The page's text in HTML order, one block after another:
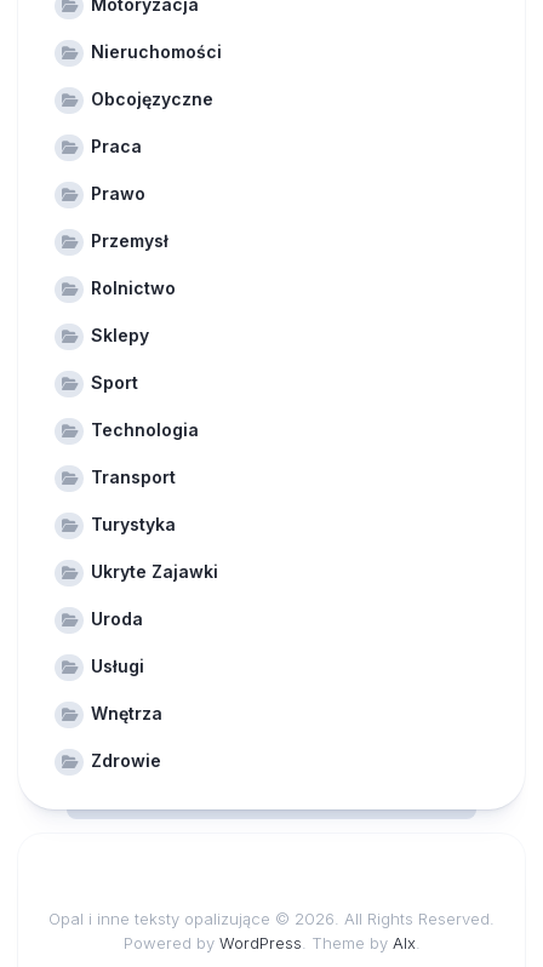
Motoryzacja
Nieruchomości
Obcojęzyczne
Praca
Prawo
Przemysł
Rolnictwo
Sklepy
Sport
Technologia
Transport
Turystyka
Ukryte Zajawki
Uroda
Usługi
Wnętrza
Zdrowie
Opal i inne teksty opalizujące © 2026. All Rights Reserved.
Powered by WordPress . Theme by Alx